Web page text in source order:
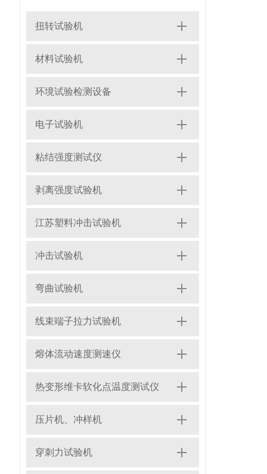
扭转试验机
材料试验机
环境试验检测设备
电子试验机
粘结强度测试仪
剥离强度试验机
江苏塑料冲击试验机
冲击试验机
弯曲试验机
线束端子拉力试验机
熔体流动速度测速仪
热变形维卡软化点温度测试仪
压片机、冲样机
穿刺力试验机